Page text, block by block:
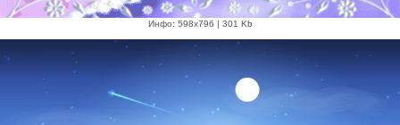
Инфо: 598х796 | 301 Kb